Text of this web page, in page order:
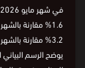
1.6% مقارنة
3.2% مقارنة بالشهر السابق.
يوضح الرسم البياني